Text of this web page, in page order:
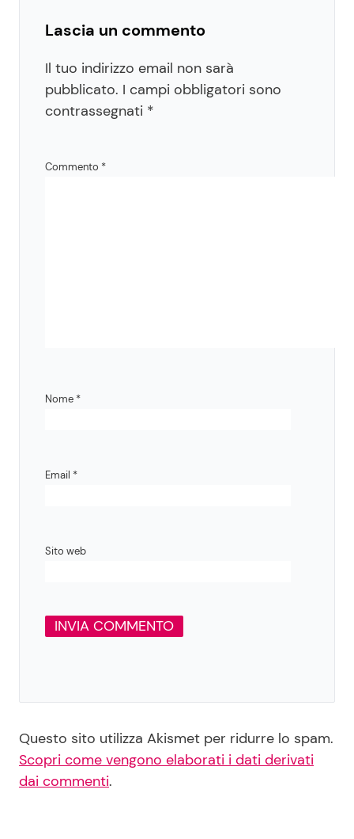
Lascia un commento
Il tuo indirizzo email non sarà
pubblicato. I campi obbligatori sono
contrassegnati *
Commento *
Nome *
Email *
Sito web
Questo sito utilizza Akismet per ridurre lo spam.
Scopri come vengono elaborati i dati derivati
dai commenti.